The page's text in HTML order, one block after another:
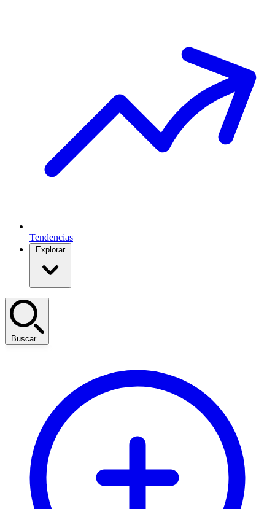
Tendencias
Explorar
Buscar...